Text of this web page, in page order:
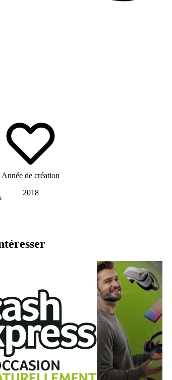
Année de création
2018